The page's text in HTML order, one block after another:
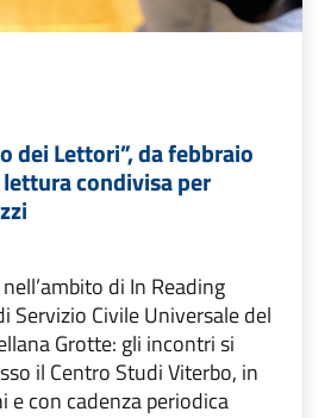
dei Lettori”, da febbraio
condivisa per
di In Reading
Servizio Civile Universale del
Grotte: gli incontri si
il Centro Studi Viterbo, in
e con cadenza periodica